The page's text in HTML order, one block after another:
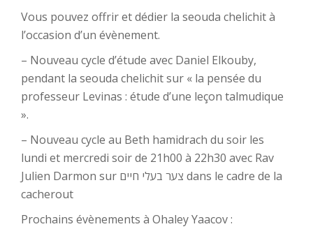
Vous pouvez offrir et dédier la seouda chelichit à
l’occasion d’un évènement.
– Nouveau cycle d’étude avec Daniel Elkouby,
pendant la seouda chelichit sur « la pensée du
professeur Levinas : étude d’une leçon talmudique
».
– Nouveau cycle au Beth hamidrach du soir les
lundi et mercredi soir de 21h00 à 22h30 avec Rav
Julien Darmon sur צער בעלי חיים dans le cadre de la
cacherout
Prochains évènements à Ohaley Yaacov :